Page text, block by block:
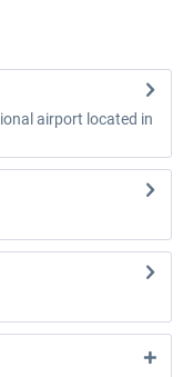
airport located in